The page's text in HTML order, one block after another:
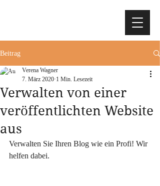
Beitrag
Verwalten von einer
veröffentlichten Website
aus
Verena Wagner
7. März 2020 1 Min. Lesezeit
Verwalten Sie Ihren Blog wie ein Profi! Wir
helfen dabei.